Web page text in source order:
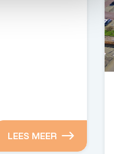
LEES MEER